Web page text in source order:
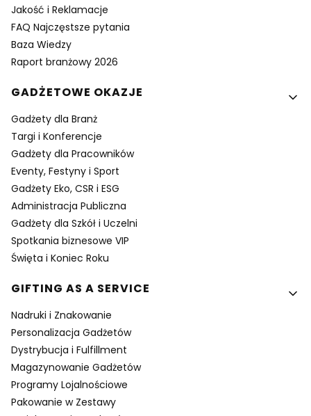
Jakość i Reklamacje
FAQ Najczęstsze pytania
Baza Wiedzy
Raport branżowy 2026
GADŻETOWE OKAZJE
Gadżety dla Branż
Targi i Konferencje
Gadżety dla Pracowników
Eventy, Festyny i Sport
Gadżety Eko, CSR i ESG
Administracja Publiczna
Gadżety dla Szkół i Uczelni
Spotkania biznesowe VIP
Święta i Koniec Roku
GIFTING AS A SERVICE
Nadruki i Znakowanie
Personalizacja Gadżetów
Dystrybucja i Fulfillment
Magazynowanie Gadżetów
Programy Lojalnościowe
Pakowanie w Zestawy